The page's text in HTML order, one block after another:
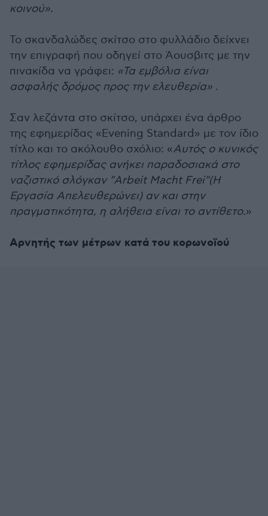
κοινού».
Το σκανδαλώδες σκίτσο στο φυλλάδιο δείχνει
την επιγραφή που οδηγεί στο Άουσβιτς με την
πινακίδα να γράφει: «Τα εμβόλια είναι
ασφαλής δρόμος προς την ελευθερία» .
Σαν λεζάντα στο σκίτσο, υπάρχει ένα άρθρο
της εφημερίδας «Evening Standard» με τον ίδιο
τίτλο και το ακόλουθο σχόλιο: «Αυτός ο κυνικός
τίτλος εφημερίδας ανήκει παραδοσιακά στο
ναζιστικό σλόγκαν "Arbeit Macht Frei"(Η
Εργασία Απελευθερώνει) αν και στην
πραγματικότητα, η αλήθεια είναι το αντίθετο.»
Αρνητής των μέτρων κατά του κορωνοϊού